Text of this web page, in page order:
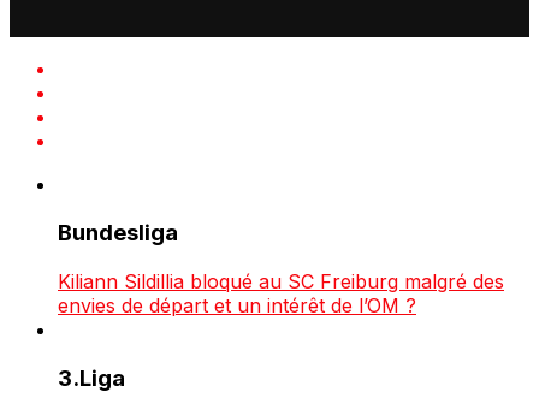
Bundesliga
Kiliann Sildillia bloqué au SC Freiburg malgré des
envies de départ et un intérêt de l’OM ?
3.Liga